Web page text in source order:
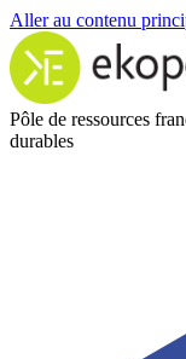
Aller au contenu
Pôle de ressources
durables